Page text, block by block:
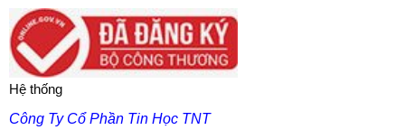
Hệ thống
Công Ty Cổ Phần Tin Học TNT